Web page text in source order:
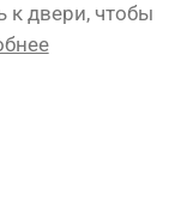
к двери, чтобы